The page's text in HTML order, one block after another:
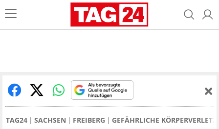
TAG24 SACHSEN FREIBERG GEFÄHRLICHE